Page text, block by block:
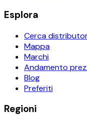
Esplora
Cerca
Mappa
Marchi
Andamento
Blog
Preferiti
Regioni